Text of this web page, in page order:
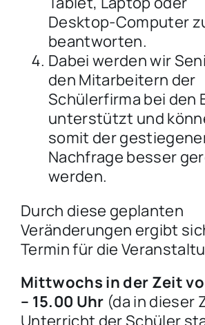
Desktop-Computer
beantworten.
Dabei werden wir
den Mitarbeitern der
Schülerfirma bei den
unterstützt und
somit der
Nachfrage besser
werden.
Durch diese geplanten
Veränderungen ergibt
Termin für die
Mittwochs in der Zeit
– 15.00 Uhr (da in dieser